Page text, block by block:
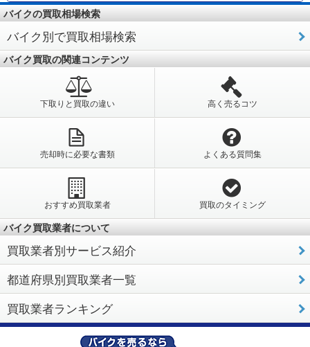
バイクの買取相場検索
バイク別で買取相場検索
バイク買取の関連コンテンツ
下取りと買取の違い 高く売るコツ
売却時に必要な書類 よくある質問集
おすすめ買取業者 買取のタイミング
バイク買取業者について
買取業者別サービス紹介
都道府県別買取業者一覧
買取業者ランキング